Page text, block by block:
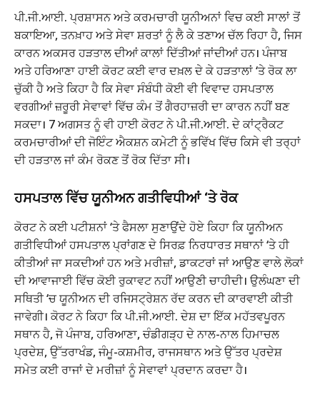
ਪੀ.ਜੀ.ਆਈ. ਪ੍ਰਸ਼ਾਸਨ ਅਤੇ ਕਰਮਚਾਰੀ ਯੂਨੀਅਨਾਂ ਵਿਚ ਕਈ ਸਾਲਾਂ ਤੋਂ
ਬਕਾਇਆ, ਤਨਖ਼ਾਹ ਅਤੇ ਸੇਵਾ ਸ਼ਰਤਾਂ ਨੂੰ ਲੈ ਕੇ ਤਣਾਅ ਚੱਲ ਰਿਹਾ ਹੈ, ਜਿਸ
ਕਾਰਨ ਅਕਸਰ ਹੜਤਾਲ ਦੀਆਂ ਕਾਲਾਂ ਦਿੱਤੀਆਂ ਜਾਂਦੀਆਂ ਹਨ। ਪੰਜਾਬ
ਅਤੇ ਹਰਿਆਣਾ ਹਾਈ ਕੋਰਟ ਕਈ ਵਾਰ ਦਖ਼ਲ ਦੇ ਕੇ ਹੜਤਾਲਾਂ ‘ਤੇ ਰੋਕ ਲਾ
ਚੁੱਕੀ ਹੈ ਅਤੇ ਕਿਹਾ ਹੈ ਕਿ ਸੇਵਾ ਸੰਬੰਧੀ ਕੋਈ ਵੀ ਵਿਵਾਦ ਹਸਪਤਾਲ
ਵਰਗੀਆਂ ਜ਼ਰੂਰੀ ਸੇਵਾਵਾਂ ਵਿੱਚ ਕੰਮ ਤੋਂ ਗੈਰਹਾਜ਼ਰੀ ਦਾ ਕਾਰਨ ਨਹੀਂ ਬਣ
ਸਕਦਾ। 7 ਅਗਸਤ ਨੂੰ ਵੀ ਹਾਈ ਕੋਰਟ ਨੇ ਪੀ.ਜੀ.ਆਈ. ਦੇ ਕਾਂਟ੍ਰੈਕਟ
ਕਰਮਚਾਰੀਆਂ ਦੀ ਜੋਇੰਟ ਐਕਸ਼ਨ ਕਮੇਟੀ ਨੂੰ ਭਵਿੱਖ ਵਿੱਚ ਕਿਸੇ ਵੀ ਤਰ੍ਹਾਂ
ਦੀ ਹੜਤਾਲ ਜਾਂ ਕੰਮ ਰੋਕਣ ਤੋਂ ਰੋਕ ਦਿੱਤਾ ਸੀ।
ਹਸਪਤਾਲ ਵਿੱਚ ਯੂਨੀਅਨ ਗਤੀਵਿਧੀਆਂ ‘ਤੇ ਰੋਕ
ਕੋਰਟ ਨੇ ਕਈ ਪਟੀਸ਼ਨਾਂ ‘ਤੇ ਫੈਸਲਾ ਸੁਣਾਉਂਦੇ ਹੋਏ ਕਿਹਾ ਕਿ ਯੂਨੀਅਨ
ਗਤੀਵਿਧੀਆਂ ਹਸਪਤਾਲ ਪ੍ਰਾਂਗਣ ਦੇ ਸਿਰਫ਼ ਨਿਰਧਾਰਤ ਸਥਾਨਾਂ ‘ਤੇ ਹੀ
ਕੀਤੀਆਂ ਜਾ ਸਕਦੀਆਂ ਹਨ ਅਤੇ ਮਰੀਜ਼ਾਂ, ਡਾਕਟਰਾਂ ਜਾਂ ਆਉਣ ਵਾਲੇ ਲੋਕਾਂ
ਦੀ ਆਵਾਜਾਈ ਵਿੱਚ ਕੋਈ ਰੁਕਾਵਟ ਨਹੀਂ ਆਉਣੀ ਚਾਹੀਦੀ। ਉਲੰਘਣਾ ਦੀ
ਸਥਿਤੀ ‘ਚ ਯੂਨੀਅਨ ਦੀ ਰਜਿਸਟ੍ਰੇਸ਼ਨ ਰੱਦ ਕਰਨ ਦੀ ਕਾਰਵਾਈ ਕੀਤੀ
ਜਾਵੇਗੀ। ਕੋਰਟ ਨੇ ਕਿਹਾ ਕਿ ਪੀ.ਜੀ.ਆਈ. ਦੇਸ਼ ਦਾ ਇੱਕ ਮਹੱਤਵਪੂਰਨ
ਸਥਾਨ ਹੈ, ਜੋ ਪੰਜਾਬ, ਹਰਿਆਣਾ, ਚੰਡੀਗੜ੍ਹ ਦੇ ਨਾਲ-ਨਾਲ ਹਿਮਾਚਲ
ਪ੍ਰਦੇਸ਼, ਉੱਤਰਾਖੰਡ, ਜੰਮੂ-ਕਸ਼ਮੀਰ, ਰਾਜਸਥਾਨ ਅਤੇ ਉੱਤਰ ਪ੍ਰਦੇਸ਼
ਸਮੇਤ ਕਈ ਰਾਜਾਂ ਦੇ ਮਰੀਜ਼ਾਂ ਨੂੰ ਸੇਵਾਵਾਂ ਪ੍ਰਦਾਨ ਕਰਦਾ ਹੈ।